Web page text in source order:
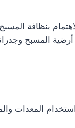
بنظافة المسبح
المسبح
المعدات